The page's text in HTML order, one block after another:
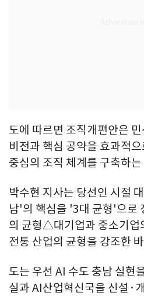
도에 따르면 조직개편안은
비전과 핵심 공약을 효과적
중심의 조직 체계를 구축하
박수현 지사는 당선인 시절
남'의 핵심을 '3대 균형'으로
의 균형△대기업과 중소기
전통 산업의 균형을 강조한
도는 우선 AI 수도 충남 실현
실과 AI산업혁신국을 신설·